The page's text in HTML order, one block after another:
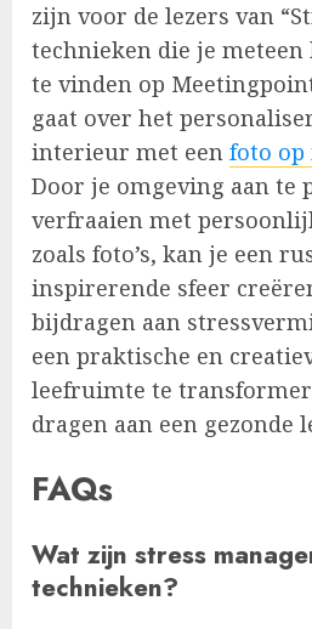
zijn voor de lezers van
technieken die je meteen
te vinden op
gaat over het
interieur met een foto op
Door je omgeving aan te
verfraaien met
zoals foto’s, kan je een
inspirerende sfeer
bijdragen aan
een praktische en
leefruimte te
dragen aan een gezonde
FAQs
Wat zijn stress
technieken?